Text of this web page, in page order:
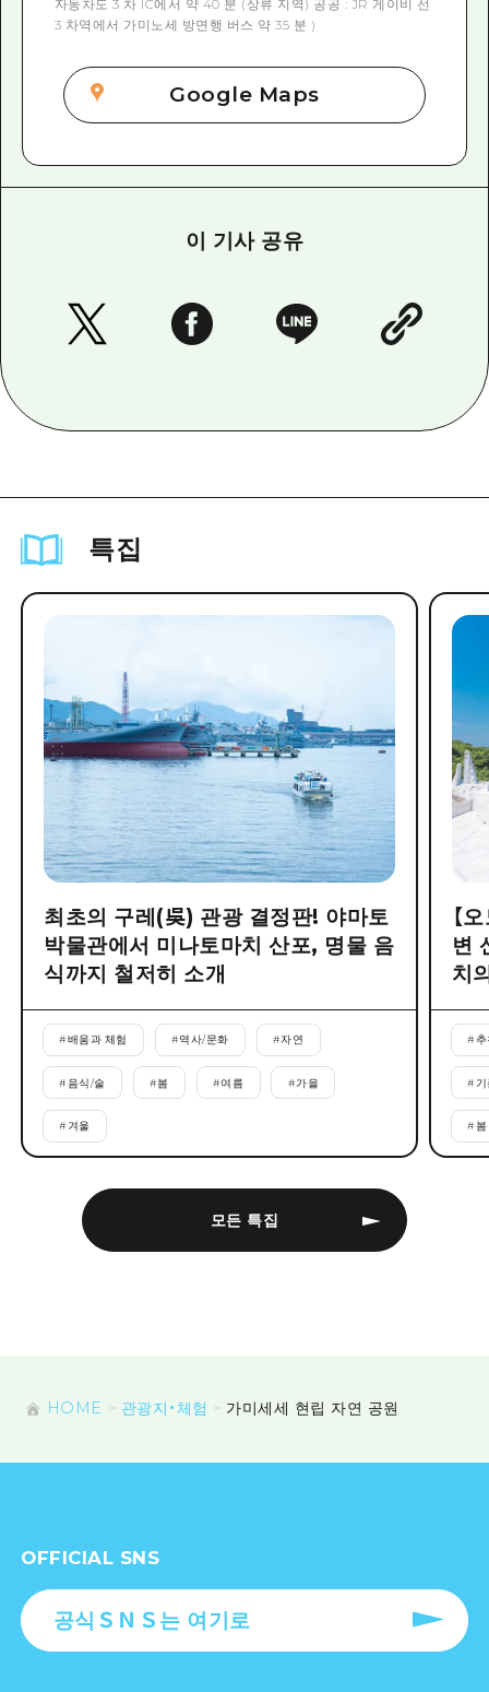
자동차도 3 차 IC에서 약 40 분 (상류 지역) 공공 : JR 게이비 선
3 차역에서 가미노세 방면행 버스 약 35 분 )
Google Maps
이 기사 공유
특집
모든 특집
최초의 구레(吳) 관광 결정판! 야마토
박물관에서 미나토마치 산포, 명물 음
식까지 철저히 소개
#배움과 체험 #역사/문화 #자연
#음식/술 #봄 #여름 #가을
# 겨울
【
변
치
#
#
#봄
HOME 관광지・체험 가미세세 현립 자연 공원
OFFICIAL SNS
공식ＳＮＳ는 여기로